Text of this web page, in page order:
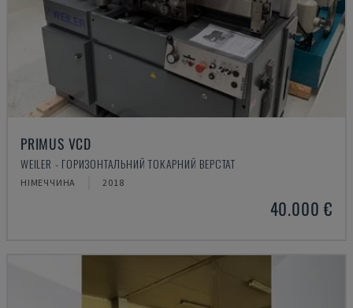
PRIMUS VCD
WEILER - ГОРИЗОНТАЛЬНИЙ ТОКАРНИЙ ВЕРСТАТ
НІМЕЧЧИНА 2018
40.000 €